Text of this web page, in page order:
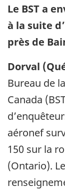
Le BST a
à la suite
près de
Dorval
Bureau de
Canada
aéronef
150 sur la
(Ontario).